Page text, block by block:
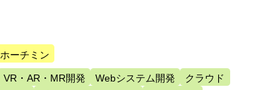
ホーチミン
VR・AR・MR開発 Webシステム開発
クラウド